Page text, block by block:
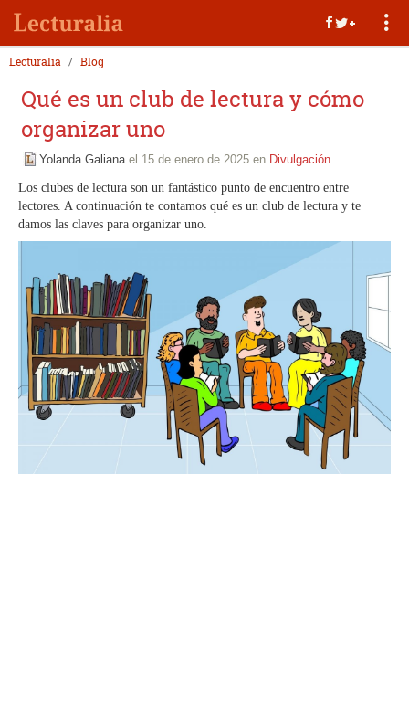
Lecturalia Blog
Qué es un club de lectura y cómo
organizar uno
Yolanda Galianael 15 de enero de 2025 en Divulgación
Los clubes de lectura son un fantástico punto de encuentro entre
lectores. A continuación te contamos qué es un club de lectura y te
damos las claves para organizar uno.